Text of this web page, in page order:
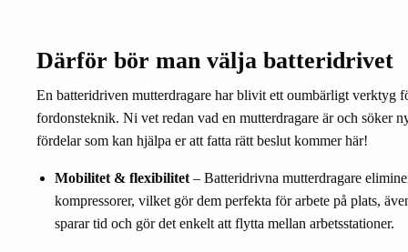
Därför bör man välja batteridrivet
En batteridriven mutterdragare har blivit ett oumbärligt verktyg
fordonsteknik. Ni vet redan vad en mutterdragare är och söker
fördelar som kan hjälpa er att fatta rätt beslut kommer här!
Mobilitet & flexibilitet – Batteridrivna mutterdragare
kompressorer, vilket gör dem perfekta för arbete på plats,
sparar tid och gör det enkelt att flytta mellan arbetsstationer.